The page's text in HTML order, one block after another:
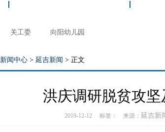
关工委 向阳幼儿园
新闻中心 > 延吉新闻 > 正文
洪庆调研脱贫攻
2019-12-12 标签： 来源： 延吉新